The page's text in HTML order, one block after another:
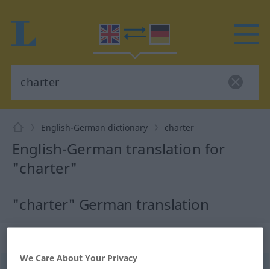
English-German dictionary charter
English-German translation for
"charter"
"charter" German translation
We Care About Your Privacy